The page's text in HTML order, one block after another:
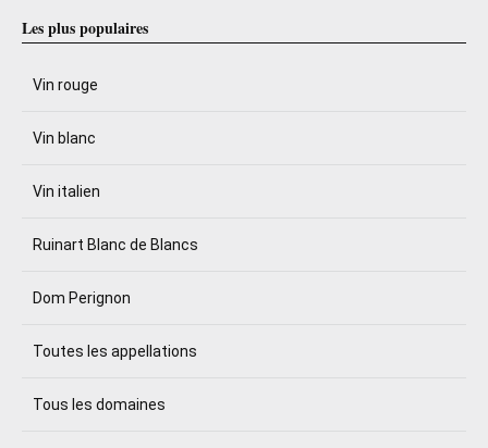
Les plus populaires
Vin rouge
Vin blanc
Vin italien
Ruinart Blanc de Blancs
Dom Perignon
Toutes les appellations
Tous les domaines